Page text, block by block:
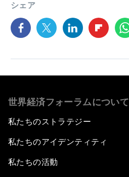
シェア
世界経済フォーラムについて
私たちのストラテジー
私たちのアイデンティティ
私たちの活動